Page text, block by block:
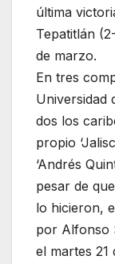
última
Tepatitlán
de marzo.
En tres
Universidad
dos los
propio
‘Andrés
pesar de
lo hicieron,
por Alfonso
el martes 21